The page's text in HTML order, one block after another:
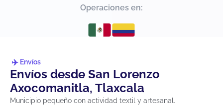
Operaciones en:
Envíos
Envíos desde San Lorenzo
Axocomanitla, Tlaxcala
Municipio pequeño con actividad textil y artesanal.